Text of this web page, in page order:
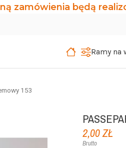
zamówienia będą
Ramy na
153
2,00 ZŁ
Brutto